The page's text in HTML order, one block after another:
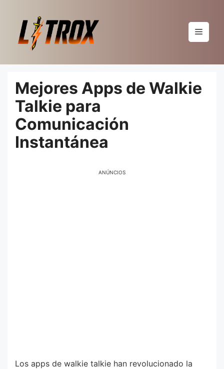
conteúdo
Menu
Mejores Apps de Walkie
Talkie para
Comunicación
Instantánea
ANÚNCIOS
Los apps de walkie talkie han revolucionado la